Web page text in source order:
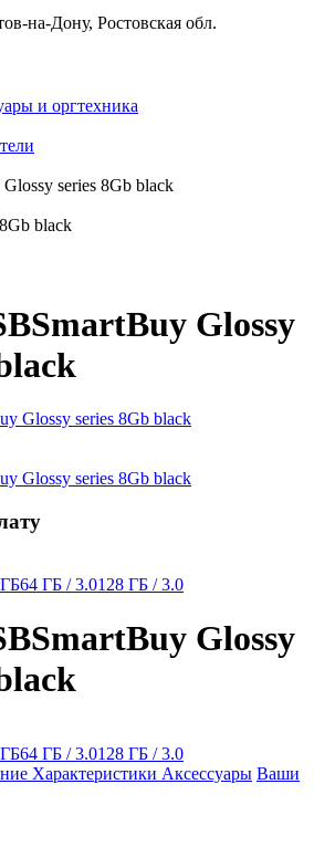
на-Дону, Ростовская обл.
и оргтехника
series 8Gb black
black
SmartBuy Glossy
64 ГБ / 3.0128 ГБ / 3.0
SmartBuy Glossy
64 ГБ / 3.0128 ГБ / 3.0
Характеристики Аксессуары Ваши